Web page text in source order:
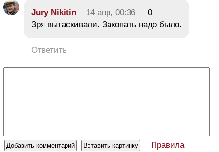
Jury Nikitin 14 апр, 00:36
0
Зря вытаскивали. Закопать надо было.
Ответить
Правила